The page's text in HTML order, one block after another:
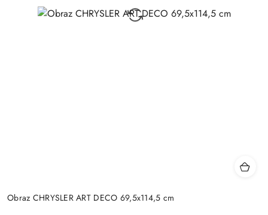
Obraz CHRYSLER ART DECO 69,5x114,5 cm